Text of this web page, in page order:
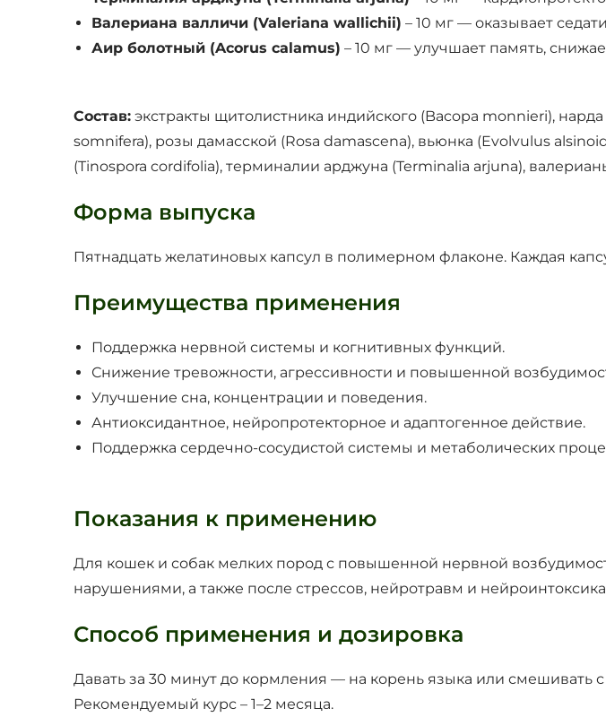
Валериана валличи (Valeriana wallichii) – 10 мг — оказывает
Аир болотный (Acorus calamus) – 10 мг — улучшает память,
Состав: экстракты щитолистника индийского (Bacopa monnieri),
somnifera), розы дамасской (Rosa damascena), вьюнка (Evolvulus
(Tinospora cordifolia), терминалии арджуна (Terminalia arjuna),
Форма выпуска
Пятнадцать желатиновых капсул в полимерном флаконе. Каждая
Преимущества применения
Поддержка нервной системы и когнитивных функций.
Снижение тревожности, агрессивности и повышенной
Улучшение сна, концентрации и поведения.
Антиоксидантное, нейропротекторное и адаптогенное действие.
Поддержка сердечно-сосудистой системы и метаболических
Показания к применению
Для кошек и собак мелких пород с повышенной нервной
нарушениями, а также после стрессов, нейротравм и
Способ применения и дозировка
Давать за 30 минут до кормления — на корень языка или
Рекомендуемый курс – 1–2 месяца.